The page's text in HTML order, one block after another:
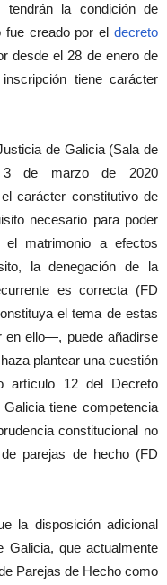
la condición de
fue creado por el decreto
desde el 28 de enero de
tiene carácter
de Galicia (Sala de
3 de marzo de 2020
carácter constitutivo de
necesario para poder
el matrimonio a efectos
la denegación de la
es correcta (FD
el tema de estas
en ello—, puede añadirse
plantear una cuestión
artículo 12 del Decreto
tiene competencia
constitucional no
parejas de hecho (FD
la disposición adicional
que actualmente
Parejas de Hecho como